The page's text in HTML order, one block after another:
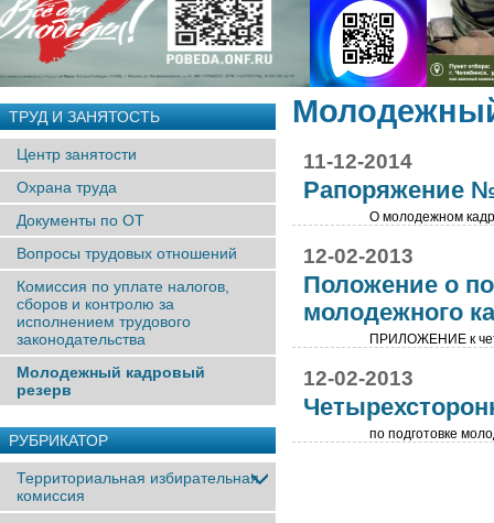
ТРУД И ЗАНЯТОСТЬ
Центр занятости
Охрана труда
Документы по ОТ
Вопросы трудовых отношений
Комиссия по уплате налогов,
сборов и контролю за
исполнением трудового
законодательства
Молодежный кадровый
резерв
РУБРИКАТОР
Территориальная избирательная
комиссия
11-12-2014
Рапоряжение №
О молодежном
12-02-2013
Положение о
молодежного
ПРИЛОЖЕНИЕ к
12-02-2013
по подготовке